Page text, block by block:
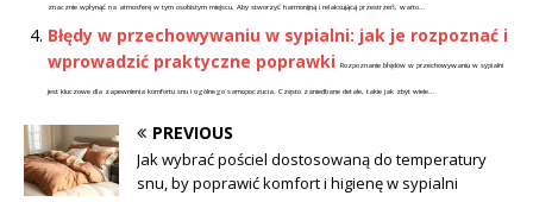
znacznie wpłynąć na atmosferę w tym osobistym miejscu. Aby stworzyć harmonijną i relaksującą przestrzeń, warto...
Błędy w przechowywaniu w sypialni: jak je rozpoznać i
wprowadzić praktyczne poprawki
Rozpoznanie błędów w przechowywaniu w sypialni
jest kluczowe dla zapewnienia komfortu snu i ogólnego samopoczucia. Często zaniedbane detale, takie jak zbyt wiele...
PREVIOUS
Jak wybrać pościel dostosowaną do temperatury
snu, by poprawić komfort i higienę w sypialni